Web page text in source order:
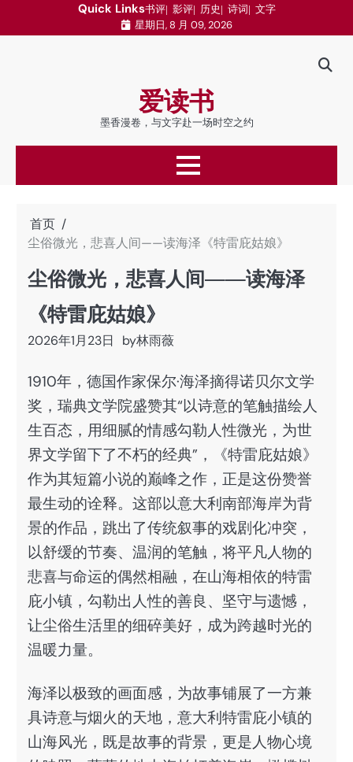
Quick Links书评 影评 历史 诗词 文字
星期日, 8 月 09, 2026
爱读书
墨香漫卷，与文字赴一场时空之约
首页
尘俗微光，悲喜人间——读海泽《特雷庇姑娘》
尘俗微光，悲喜人间——读海泽
《特雷庇姑娘》
2026年1月23日 by林雨薇
1910年，德国作家保尔·海泽摘得诺贝尔文学
奖，瑞典文学院盛赞其“以诗意的笔触描绘人
生百态，用细腻的情感勾勒人性微光，为世
界文学留下了不朽的经典”，《特雷庇姑娘》
作为其短篇小说的巅峰之作，正是这份赞誉
最生动的诠释。这部以意大利南部海岸为背
景的作品，跳出了传统叙事的戏剧化冲突，
以舒缓的节奏、温润的笔触，将平凡人物的
悲喜与命运的偶然相融，在山海相依的特雷
庇小镇，勾勒出人性的善良、坚守与遗憾，
让尘俗生活里的细碎美好，成为跨越时光的
温暖力量。
海泽以极致的画面感，为故事铺展了一方兼
具诗意与烟火的天地，意大利特雷庇小镇的
山海风光，既是故事的背景，更是人物心境